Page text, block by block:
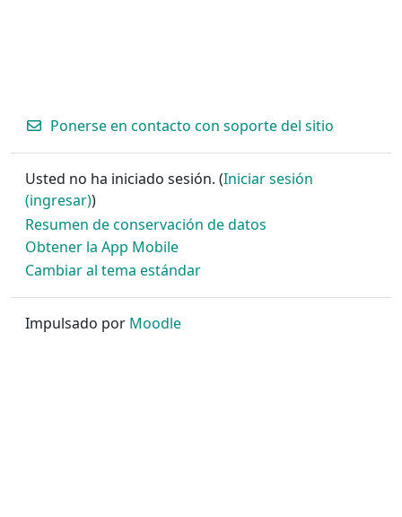
Ponerse en contacto con soporte del sitio
Usted no ha iniciado sesión. (Iniciar sesión
(ingresar))
Resumen de conservación de datos
Obtener la App Mobile
Cambiar al tema estándar
Impulsado por Moodle